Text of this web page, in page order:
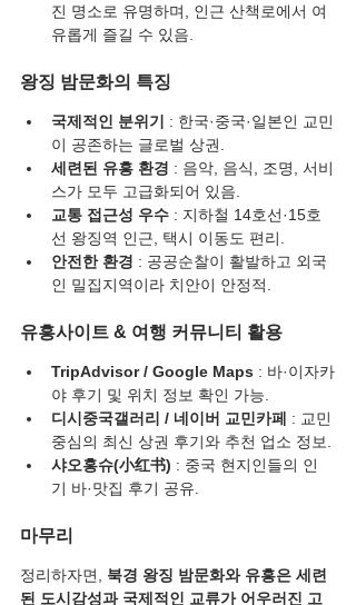
진 명소로 유명하며, 인근 산책로에서 여
유롭게 즐길 수 있음.
왕징 밤문화의 특징
국제적인 분위기
: 한국·중국·일본인 교민
이 공존하는 글로벌 상권.
세련된 유흥 환경 : 음악, 음식, 조명, 서비
스가 모두 고급화되어 있음.
교통 접근성 우수 : 지하철 14호선·15호
선 왕징역 인근, 택시 이동도 편리.
안전한 환경 : 공공순찰이 활발하고 외국
인 밀집지역이라 치안이 안정적.
유흥사이트 & 여행 커뮤니티 활용
TripAdvisor / Google Maps : 바·이자카
야 후기 및 위치 정보 확인 가능.
디시중국갤러리 / 네이버 교민카페 : 교민
중심의 최신 상권 후기와 추천 업소 정보.
샤오홍슈(小红书) : 중국 현지인들의 인
기 바·맛집 후기 공유.
마무리
정리하자면, 북경 왕징 밤문화와 유흥은 세련
된 도시감성과 국제적인 교류가 어우러진 고